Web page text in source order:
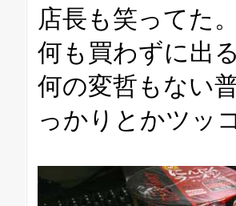
店長も笑ってた
何も買わずに出
何の変哲もない
っかりとかツッ